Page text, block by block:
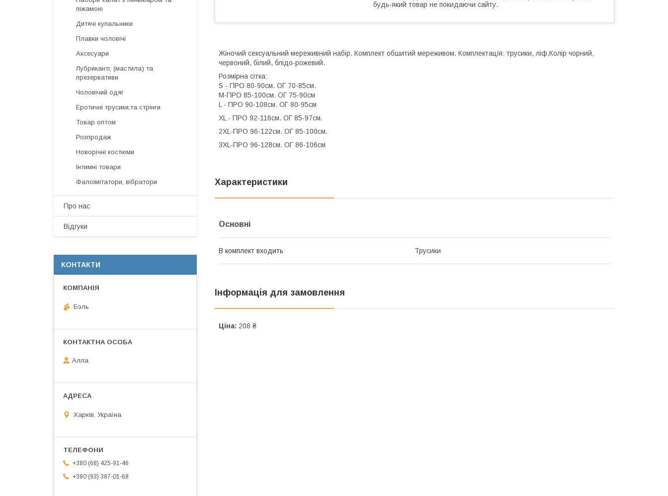
будь-який товар не покидаючи сайту.
Жіночий сексуальний мереживний набір. Комплект обшитий мереживом. Комплектація: трусики, ліф.Колір чорний,
червоний, білий, блідо-рожевий.
Розмірна сітка:
S - ПРО 80-90см. ОГ 70-85см.
M-ПРО 85-100см. ОГ 75-90см
L - ПРО 90-108см. ОГ 80-95см
XL - ПРО 92-116см. ОГ 85-97см.
2XL-ПРО 96-122см. ОГ 85-100см.
3XL-ПРО 96-128см. ОГ 86-106см
Характеристики
Основні
В комплект входить Трусики
Інформація для замовлення
Ціна: 208 ₴
піжамою
Дитячі купальники
Плавки чоловічі
Аксесуари
Лубриканті, (мастила) та
презервативи
Чоловічий одяг
Еротичні трусики,та стрінги
Товар оптом
Розпродаж
Новорічні костюми
Інтимні товари
Фалоімітатори, вібратори
Про нас
Відгуки
КОНТАКТИ
Бэль
Алла
Харків, Україна
+380 (68) 425-91-46
+380 (93) 387-01-68